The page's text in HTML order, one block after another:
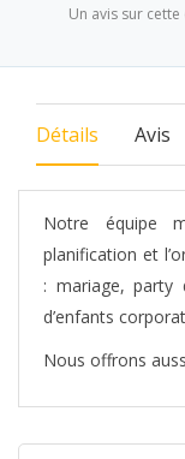
Un avis sur
Détails Avis
Notre équipe
planification et
: mariage, party
d’enfants
Nous offrons